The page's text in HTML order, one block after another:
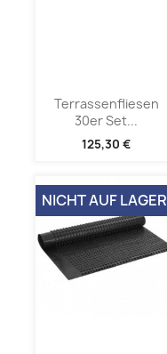
Terrassenfliesen
30er Set...
125,30 €
NICHT AUF LAGER